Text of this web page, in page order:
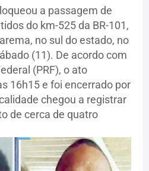
a passagem de
do km-525 da BR-101,
no sul do estado, no
(11). De acordo com
(PRF), o ato
16h15 e foi encerrado por
chegou a registrar
de cerca de quatro